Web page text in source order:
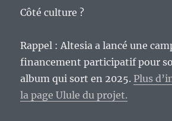
Côté culture ?
Rappel : Altesia a lancé une
financement participatif pour
album qui sort en 2025. Plus
la page Ulule du projet.